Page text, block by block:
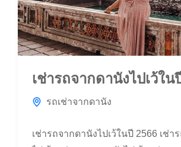
เช่ารถจากดานังไปเว้ใน
รถเช่าจากดานัง
เช่ารถจากดานังไปเว้ในปี 2566 เช่า